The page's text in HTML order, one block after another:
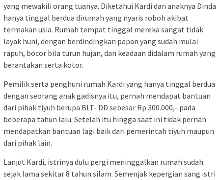
yang mewakili orang tuanya. Diketahui Kardi dan anaknya Dinda
hanya tinggal berdua dirumah yang nyaris roboh akibat
termakan usia. Rumah tempat tinggal mereka sangat tidak
layak huni, dengan berdindingkan papan yang sudah mulai
rapuh, bocor bila turun hujan, dan keadaan didalam rumah yang
berantakan serta kotor.
Pemilik serta penghuni rumah Kardi yang hanya tinggal berdua
dengan seorang anak gadisnya itu, pernah mendapat bantuan
dari pihak tiyuh berupa BLT- DD sebesar Rp 300.000,- pada
beberapa tahun lalu. Setelah itu hingga saat ini tidak pernah
mendapatkan bantuan lagi baik dari pemerintah tiyuh maupun
dari pihak lain.
Lanjut Kardi, istrinya dulu pergi meninggalkan rumah sudah
sejak lama sekitar 8 tahun silam. Semenjak kepergian sang istri